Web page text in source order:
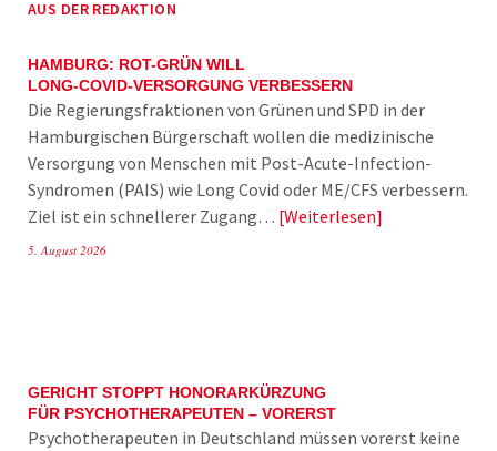
AUS DER REDAKTION
HAMBURG: ROT-GRÜN WILL
LONG-COVID-VERSORGUNG VERBESSERN
Die Regierungsfraktionen von Grünen und SPD in der
Hamburgischen Bürgerschaft wollen die medizinische
Versorgung von Menschen mit Post-Acute-Infection-
Syndromen (PAIS) wie Long Covid oder ME/CFS verbessern.
Ziel ist ein schnellerer Zugang… Weiterlesen
5. August 2026
GERICHT STOPPT HONORARKÜRZUNG
FÜR PSYCHOTHERAPEUTEN – VORERST
Psychotherapeuten in Deutschland müssen vorerst keine